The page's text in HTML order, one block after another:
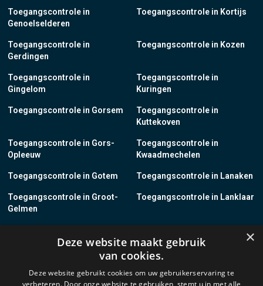
Toegangscontrole in
Genoelselderen
Toegangscontrole in
Gerdingen
Toegangscontrole in
Gingelom
Toegangscontrole in Gorsem
Toegangscontrole in Gors-
Opleeuw
Toegangscontrole in Gotem
Toegangscontrole in Groot-
Gelmen
Toegangscontrole in Grote-
Brogel
Toegangscontrole in Kortijs
Toegangscontrole in Kozen
Toegangscontrole in
Kuringen
Toegangscontrole in
Kuttekoven
Toegangscontrole in
Kwaadmechelen
Toegangscontrole in Lanaken
Toegangscontrole in Lanklaar
Toegangscontrole in
Leopoldsburg
×
Deze website maakt gebruik
van cookies.
Deze website gebruikt cookies om uw gebruikerservaring te
verbeteren. Door onze website te gebruiken, stemt u in met alle